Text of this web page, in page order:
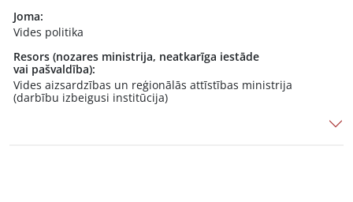
Joma:
Vides politika
Resors (nozares ministrija, neatkarīga iestāde
vai pašvaldība):
Vides aizsardzības un reģionālās attīstības ministrija
(darbību izbeigusi institūcija)